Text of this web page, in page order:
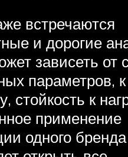
встречаются
и дорогие
зависеть от
параметров, к
стойкость к
применение
одного бренда